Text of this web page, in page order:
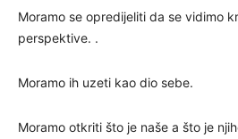
Moramo se opredijeliti da se vidimo
perspektive. .
Moramo ih uzeti kao dio sebe.
Moramo otkriti što je naše a što je